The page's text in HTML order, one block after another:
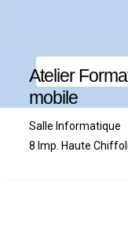
Atelier
mobile
Salle Informatique
8 Imp. Haute